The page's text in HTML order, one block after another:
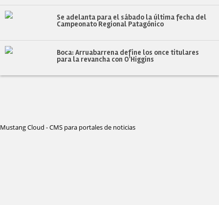
Se adelanta para el sábado la última fecha del
Campeonato Regional Patagónico
Boca: Arruabarrena define los once titulares
para la revancha con O'Higgins
Mustang Cloud - CMS para portales de noticias